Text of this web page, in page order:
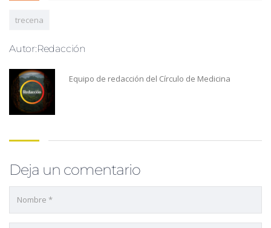
trecena
Autor:Redacción
Equipo de redacción del Círculo de Medicina
Deja un comentario